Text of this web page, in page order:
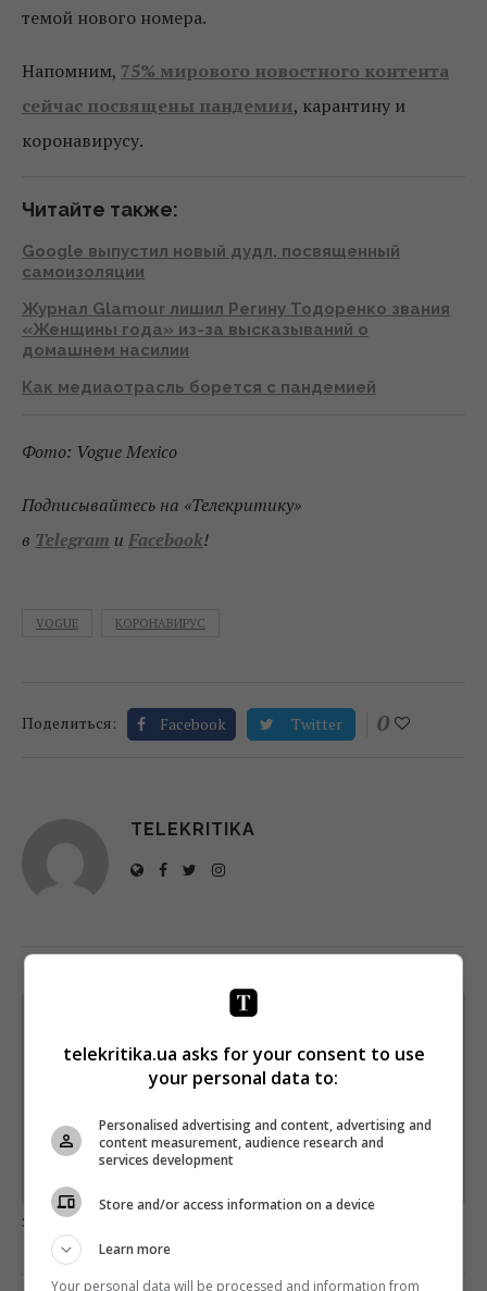
темой нового номера.
Напомним, 75% мирового новостного контента
сейчас посвящены пандемии, карантину и
коронавирусу.
Читайте также:
Google выпустил новый дудл, посвященный
самоизоляции
Журнал Glamour лишил Регину Тодоренко звания
«Женщины года» из-за высказываний о
домашнем насилии
Как медиаотрасль борется с пандемией
Фото: Vogue Mexico
Подписывайтесь на «Телекритику»
в Telegram и Facebook!
VOGUE КОРОНАВИРУС
Поделиться: Facebook Twitter 0
TELEKRITIKA
Щотижневий лист з найцікавішим.
Пишемо з любов'ю
!
Підпишіться ще раз, якщо не отримуєте від нас листи
* Підписатись→
загрузка...
telekritika.ua asks for your consent to use
your personal data to:
Personalised advertising and content, advertising and
content measurement, audience research and
services development
Store and/or access information on a device
Learn more
Your personal data will be processed and information from